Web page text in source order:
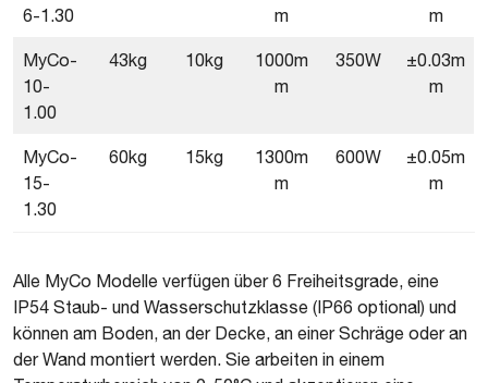
6-1.30
m
m
MyCo-
10-
1.00
43kg 10kg
1000m
m
350W
±0.03m
m
MyCo-
15-
1.30
60kg 15kg
1300m
m
600W
±0.05m
m
Alle MyCo Modelle verfügen über 6 Freiheitsgrade, eine
IP54 Staub- und Wasserschutzklasse (IP66 optional) und
können am Boden, an der Decke, an einer Schräge oder an
der Wand montiert werden. Sie arbeiten in einem